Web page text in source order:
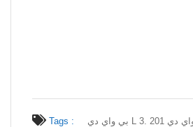
Tags :
بي واي دي L 3. موديل 2016 سعر بي واي دي 201